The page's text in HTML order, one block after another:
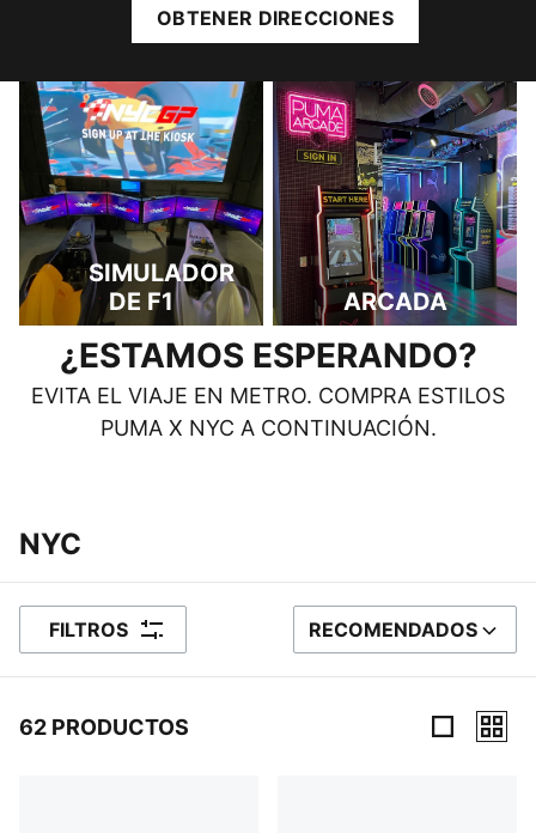
OBTENER DIRECCIONES
SIMULADOR
DE F1
ARCADA
¿ESTAMOS ESPERANDO?
EVITA EL VIAJE EN METRO. COMPRA ESTILOS
PUMA X NYC A CONTINUACIÓN.
NYC
FILTROS ORDENAR POR
RECOMENDADOS
62 PRODUCTOS